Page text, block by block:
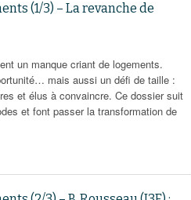
(1/3) – La revanche de
un manque criant de logements.
mais aussi un défi de taille :
et élus à convaincre. Ce dossier suit
et font passer la transformation de